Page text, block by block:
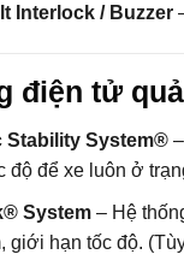
Interlock / Buzzer
điện tử
Stability System®–
độ để xe luôn ở
System– Hệ
giới hạn tốc độ.